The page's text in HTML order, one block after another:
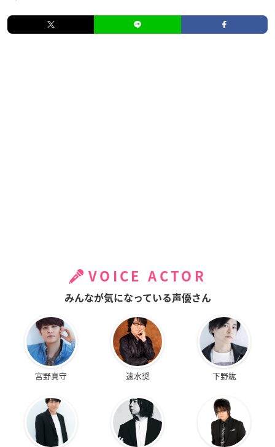
VOICE ACTOR
みんなが気になっている声優さん
宮野真守 速水奨 下野紘